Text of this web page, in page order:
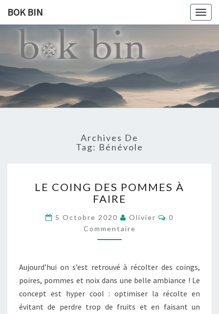
BOK BIN
BOK
BIN
Rencontre
Archives De
Tag: Bénévole
COING
DES
À
FAIRE
LE COING DES POMMES À
FAIRE
5 Octobre 2020 Olivier
0
Commentaire
Aujourd’hui on s’est retrouvé à récolter des coings,
poires, pommes et noix dans une belle ambiance ! Le
concept est hyper cool : optimiser la récolte en
évitant de perdre trop de fruits et en faisant un